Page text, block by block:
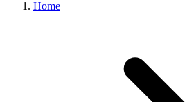
Home